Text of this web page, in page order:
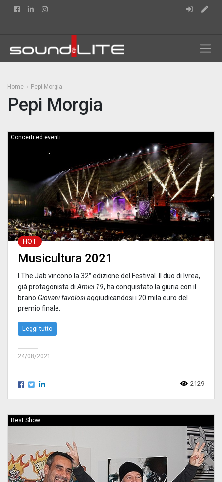
FacebookLinkedin
Home Pepi Morgia
Pepi Morgia
Concerti ed eventi
HOT
Musicultura 2021
I The Jab vincono la 32° edizione del Festival. Il duo di Ivrea,
già protagonista diAmici 19, ha conquistato la giuria con il
brano Giovani favolosiaggiudicandosi i 20 mila euro del
premio finale.
Leggi tutto
24/08/2021
2129
Best Show